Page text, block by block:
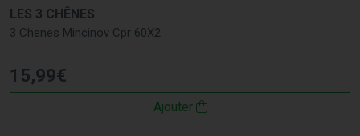
LES 3 CHÊNES
3 Chenes Mincinov Cpr 60X2
15,99€
Ajouter